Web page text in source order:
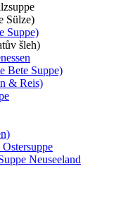
Sülze)
Suppe)
šleh)
Bete Suppe)
& Reis)
Neuseeland